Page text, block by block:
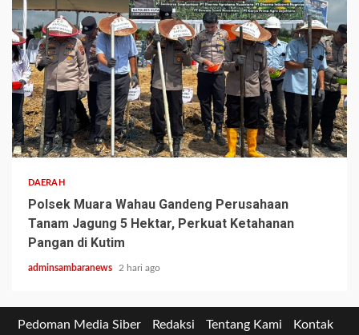
2 min read
DAERAH
Polsek Muara Wahau Gandeng Perusahaan
Tanam Jagung 5 Hektar, Perkuat Ketahanan
Pangan di Kutim
adminsambaranews 2 hari ago
Pedoman Media Siber Redaksi Tentang Kami Kontak